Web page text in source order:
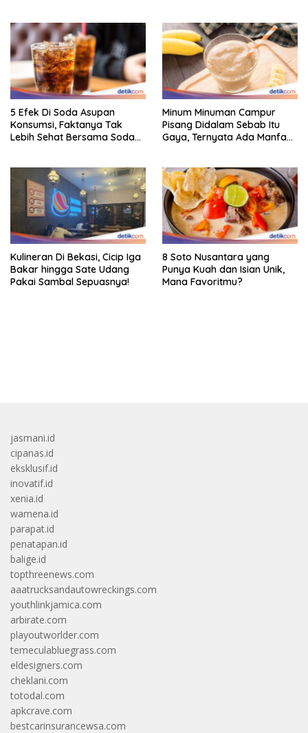
5 Efek Di Soda Asupan
Konsumsi, Faktanya Tak
Lebih Sehat Bersama Soda
Minum Minuman Campur
Pisang Didalam Sebab Itu
Gaya, Ternyata Ada Manfaat
Kulineran Di Bekasi, Cicip Iga
Bakar hingga Sate Udang
Pakai Sambal Sepuasnya!
8 Soto Nusantara yang
Punya Kuah dan Isian Unik,
Mana Favoritmu?
jasmani.id
cipanas.id
eksklusif.id
inovatif.id
xenia.id
wamena.id
parapat.id
penatapan.id
balige.id
topthreenews.com
aaatrucksandautowreckings.com
youthlinkjamica.com
arbirate.com
playoutworlder.com
temeculabluegrass.com
eldesigners.com
cheklani.com
totodal.com
apkcrave.com
bestcarinsurancewsa.com